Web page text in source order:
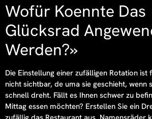
Wofür Koennte Das
Glücksrad
Werden?»
Die Einstellung einer zufälligen Rotation
nicht sichtbar, de uma sie geschieht, wenn
schnell dreht. Fällt es Ihnen schwer zu
Mittag essen möchten? Erstellen Sie ein